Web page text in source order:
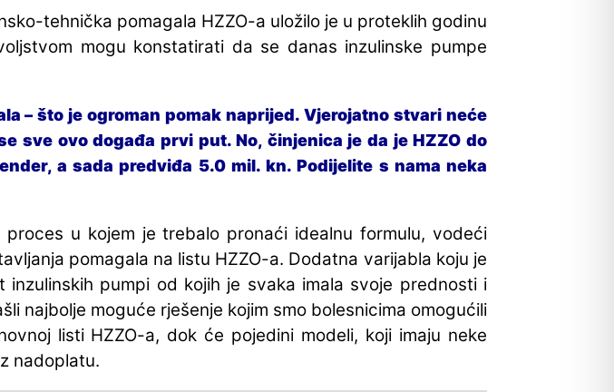
tehnička pomagala HZZO-a uložilo je u proteklih godinu
mogu konstatirati da se danas inzulinske pumpe
– što je ogroman pomak naprijed. Vjerojatno stvari neće
sve ovo događa prvi put. No, činjenica je da je HZZO do
a sada predviđa 5.0 mil. kn. Podijelite s nama neka
u kojem je trebalo pronaći idealnu formulu, vodeći
pomagala na listu HZZO-a. Dodatna varijabla koju je
pumpi od kojih je svaka imala svoje prednosti i
najbolje moguće rješenje kojim smo bolesnicima omogućili
listi HZZO-a, dok će pojedini modeli, koji imaju neke
nadoplatu.